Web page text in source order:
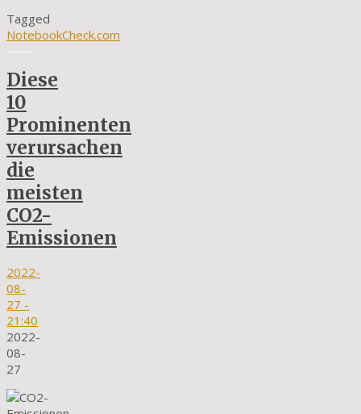
Tagged
NotebookCheck.com
Diese
10
Prominenten
verursachen
die
meisten
CO2-
Emissionen
2022-
08-
27 -
21:40
2022-
08-
27